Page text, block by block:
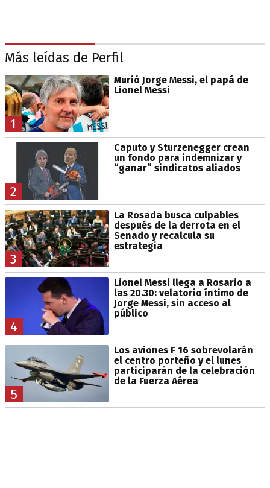
Más leídas de Perfil
1
Murió Jorge Messi, el papá de
Lionel Messi
2
Caputo y Sturzenegger crean
un fondo para indemnizar y
“ganar” sindicatos aliados
3
La Rosada busca culpables
después de la derrota en el
Senado y recalcula su
estrategia
4
Lionel Messi llega a Rosario a
las 20.30: velatorio íntimo de
Jorge Messi, sin acceso al
público
5
Los aviones F 16 sobrevolarán
el centro porteño y el lunes
participarán de la celebración
de la Fuerza Aérea